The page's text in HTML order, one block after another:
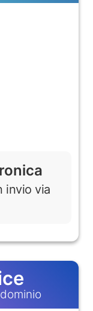
invio via